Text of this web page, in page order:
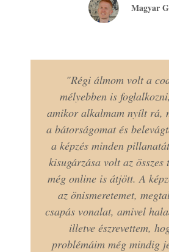
Magyar
"Régi álmom volt a
mélyebben is
amikor alkalmam nyílt rá,
a bátorságomat és
a képzés minden
kisugárzása volt az összes
még online is átjött. A
az önismeretemet,
csapás vonalat, amivel
illetve észrevettem,
problémáim még mindig